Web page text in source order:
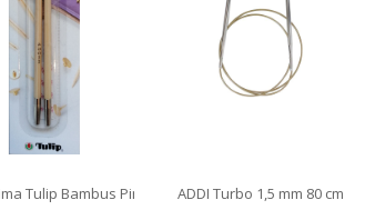
Tulip Bambus Pindespids 10 cmADDI Turbo 1,5 mm 80 cm